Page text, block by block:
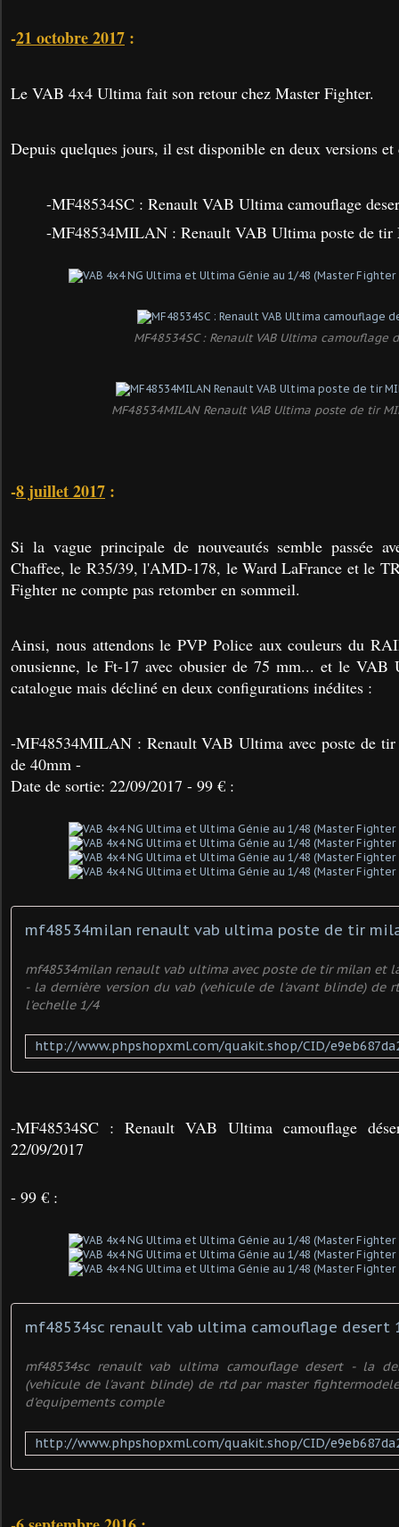
-21 octobre 2017 :
Le VAB 4x4 Ultima fait son retour chez Master Fighter.
Depuis quelques jours, il est disponible en deux versions et
-MF48534SC : Renault VAB Ultima camouflage
-MF48534MILAN : Renault VAB Ultima poste de
MF48534SC : Renault VAB Ultima camouflage
MF48534MILAN Renault VAB Ultima poste de tir
-8 juillet 2017 :
Si la vague principale de nouveautés semble passée
Chaffee, le R35/39, l'AMD-178, le Ward LaFrance et le
Fighter ne compte pas retomber en sommeil.
Ainsi, nous attendons le PVP Police aux couleurs du
onusienne, le Ft-17 avec obusier de 75 mm... et le VAB
catalogue mais décliné en deux configurations inédites :
-MF48534MILAN : Renault VAB Ultima avec poste de tir
de 40mm -
Date de sortie: 22/09/2017 - 99 € :
mf48534milan renault vab ultima poste de tir
mf48534milan renault vab ultima avec poste de tir milan et
- la dernière version du vab (vehicule de l'avant blinde) de
l'echelle 1/4
-MF48534SC : Renault VAB Ultima camouflage
22/09/2017
- 99 € :
mf48534sc renault vab ultima camouflage desert
mf48534sc renault vab ultima camouflage desert - la
(vehicule de l'avant blinde) de rtd par master
d'equipements comple